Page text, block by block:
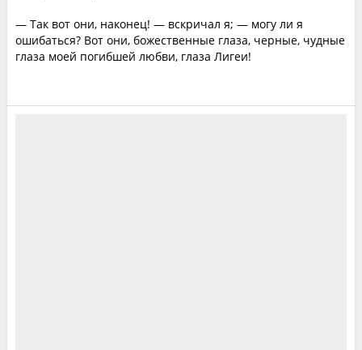
— Так вот они, наконец! — вскричал я; — могу ли я
ошибаться? Вот они, божественные глаза, черные, чудные
глаза моей погибшей любви, глаза Лигеи!